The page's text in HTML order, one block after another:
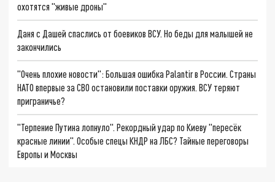
охотятся "живые дроны"
Даня с Дашей спаслись от боевиков ВСУ. Но беды для малышей не
закончились
"Очень плохие новости": Большая ошибка Palantir в России. Страны
НАТО впервые за СВО остановили поставки оружия. ВСУ теряют
приграничье?
"Терпение Путина лопнуло". Рекордный удар по Киеву "пересёк
красные линии". Особые спецы КНДР на ЛБС? Тайные переговоры
Европы и Москвы